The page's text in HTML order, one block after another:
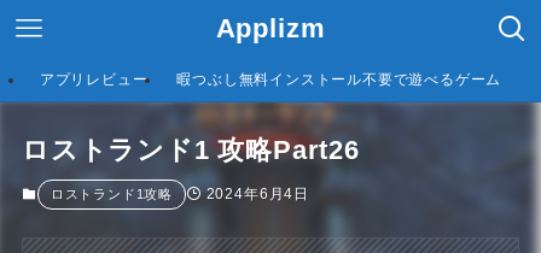
Applizm
アプリレビュー 暇つぶし無料インストール不要で遊べるゲーム
ロストランド1 攻略Part26
ロストランド1攻略 2024年6月4日